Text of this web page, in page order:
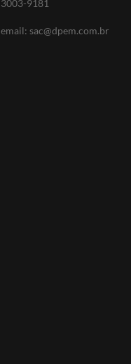
3003-9181
email: sac@dpem.com.br